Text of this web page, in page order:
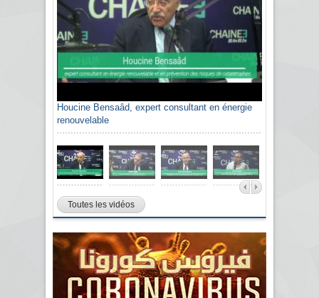
Houcine Bensaâd, expert consultant en énergie
renouvelable
Toutes les vidéos